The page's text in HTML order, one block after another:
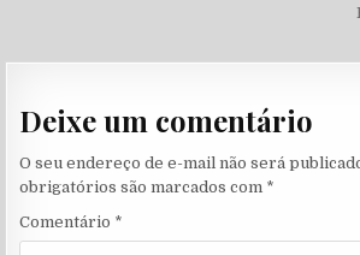
Deixe um comentário
O seu endereço de e-mail não será
obrigatórios são marcados com *
Comentário *